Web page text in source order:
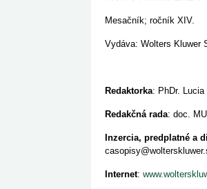
Mesačník; ročník XIV.
Vydáva: Wolters Kluwer
Redaktorka: PhDr. Lucia
Redakčná rada: doc.
Inzercia, predplatné a
Internet: